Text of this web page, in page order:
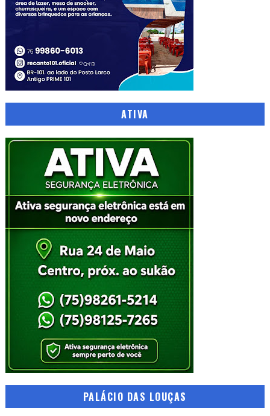
ATIVA
PALÁCIO DAS LOUÇAS